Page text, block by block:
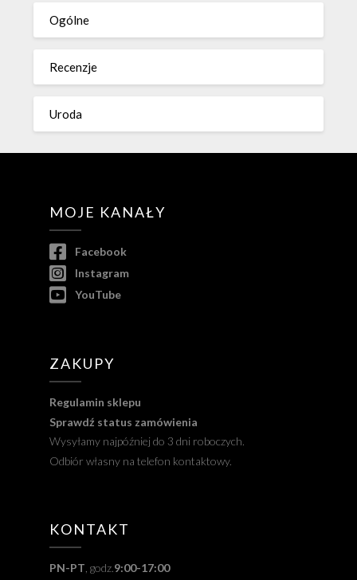
Ogólne
Recenzje
Uroda
MOJE KANAŁY
Facebook
Instagram
YouTube
ZAKUPY
Regulamin sklepu
Sprawdź status zamówienia
Wysyłamy najpóźniej do 3 dni roboczych.
Odbiór własny na telefon kontaktowy.
KONTAKT
PN-PT , godz.9:00-17:00